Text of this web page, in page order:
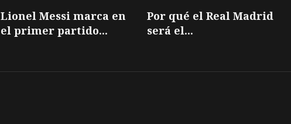
Lionel Messi marca en
el primer partido...
Por qué el Real Madrid
será el...